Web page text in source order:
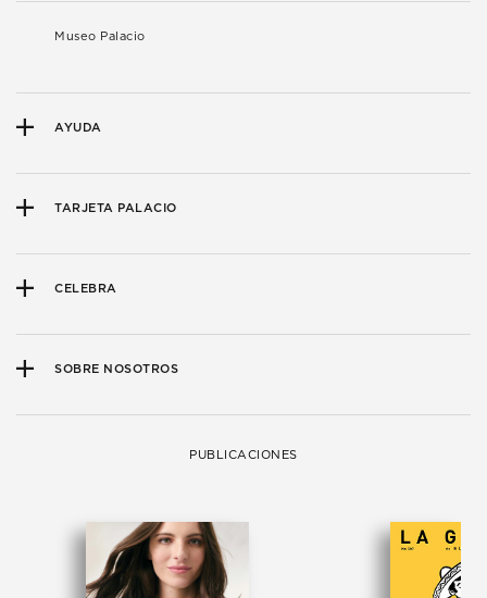
Museo Palacio
AYUDA
TARJETA PALACIO
CELEBRA
SOBRE NOSOTROS
PUBLICACIONES